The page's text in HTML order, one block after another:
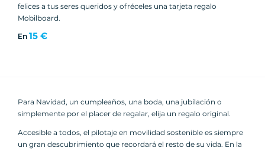
felices a tus seres queridos y ofréceles una tarjeta regalo
Mobilboard.
En 15 €
Para Navidad, un cumpleaños, una boda, una jubilación o
simplemente por el placer de regalar, elija un regalo original.
Accesible a todos, el pilotaje en movilidad sostenible es siempre
un gran descubrimiento que recordará el resto de su vida. En la